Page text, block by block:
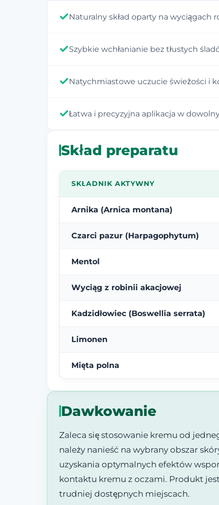
Naturalny skład oparty na wyciągach
Szybkie wchłanianie bez tłustych
Natychmiastowe uczucie świeżości i
Łatwa i precyzyjna aplikacja w
Skład preparatu
SKŁADNIK AKTYWNY
Arnika (Arnica montana)
Czarci pazur (Harpagophytum)
Mentol
Wyciąg z robinii akacjowej
Kadzidłowiec (Boswellia serrata)
Limonen
Mięta polna
Dawkowanie
Zaleca się stosowanie kremu od
należy nanieść na wybrany obszar
uzyskania optymalnych efektów
kontaktu kremu z oczami. Produkt
trudniej dostępnych miejscach.